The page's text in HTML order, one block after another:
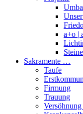
a+o |
Sakramente …
Taufe
Firmung
Trauung